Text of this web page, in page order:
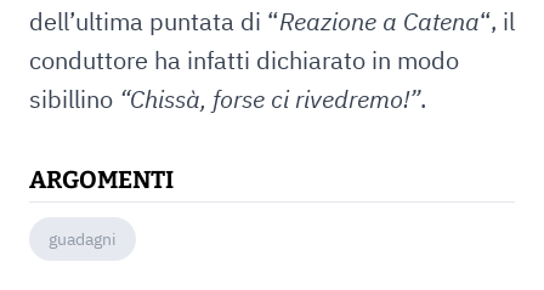
dell’ultima puntata di “Reazione a Catena“, il
conduttore ha infatti dichiarato in modo
sibillino “Chissà, forse ci rivedremo!”.
ARGOMENTI
guadagni